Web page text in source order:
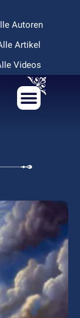
Autoren
Artikel
Videos